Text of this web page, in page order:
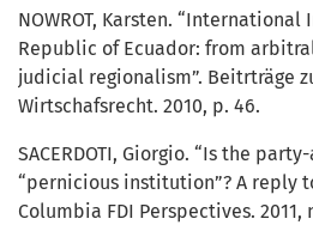
NOWROT, Karsten.
Republic of Ecuador: from
judicial regionalism”. Beitrträge
Wirtschafsrecht. 2010, p. 46.
SACERDOTI, Giorgio. “Is the
“pernicious institution”? A reply
Columbia FDI Perspectives. 2011,